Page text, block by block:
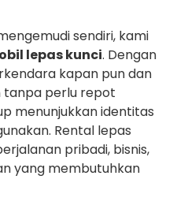
sendiri, kami
lepas kunci. Dengan
kapan pun dan
tanpa perlu repot
menunjukkan identitas
Rental lepas
pribadi, bisnis,
yang membutuhkan